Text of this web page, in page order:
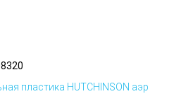
пластика HUTCHINSON аэр